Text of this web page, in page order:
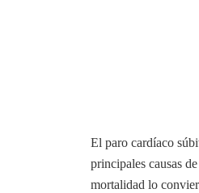
El paro cardíaco
principales causas
mortalidad lo